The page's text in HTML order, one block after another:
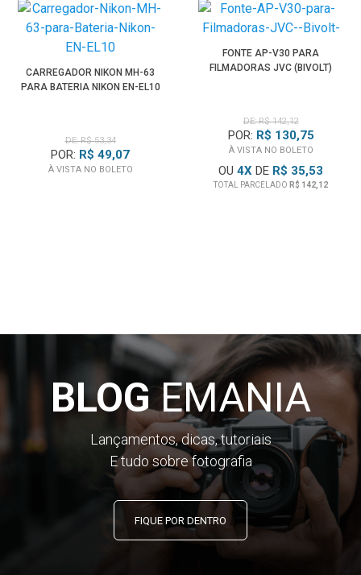
• Conexão para Baterias V-Mount (bateria não incluído)
• Acompanha Protetor Solar, Cabo HDMI e AV, Fonte e Mini
Cabeça de Tripé
CARREGADOR NIKON MH-63
PARA BATERIA NIKON EN-EL10
DE: R$ 53,34
POR: R$ 49,07
À VISTA NO BOLETO
FONTE AP-V30 PARA
FILMADORAS JVC (BIVOLT)
DE: R$ 142,12
POR: R$ 130,75
À VISTA NO BOLETO
OU 4X DE R$ 35,53
TOTAL PARCELADO R$ 142,12
BLOGEMANIA
Lançamentos, dicas, tutoriais
E tudo sobre fotografia
FIQUE POR DENTRO